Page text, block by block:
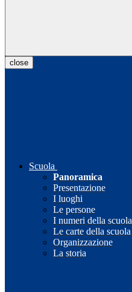
close
Scuola
Panoramica
Presentazione
I luoghi
Le persone
I numeri della scuola
Le carte della scuola
Organizzazione
La storia